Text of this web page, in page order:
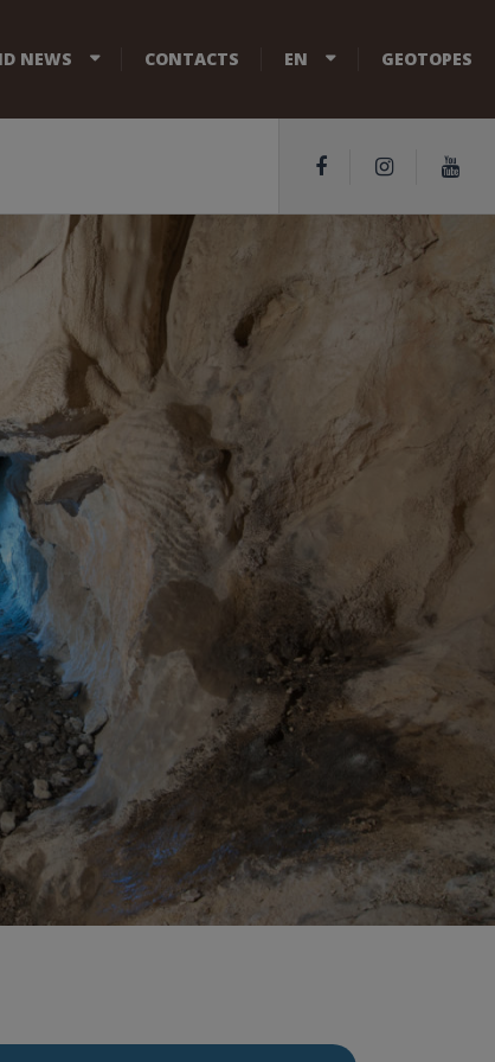
NEWS CONTACTS EN GEOTOPES